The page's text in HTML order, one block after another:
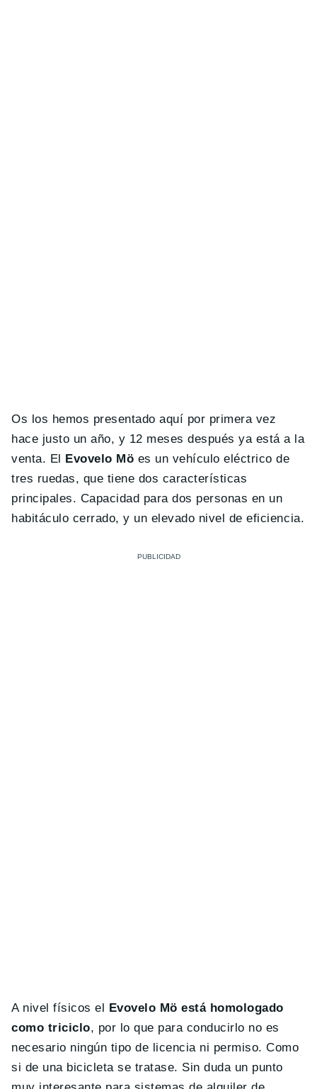
Os los hemos presentado aquí por primera vez
hace justo un año, y 12 meses después ya está a la
venta. El Evovelo Mö es un vehículo eléctrico de
tres ruedas, que tiene dos características
principales. Capacidad para dos personas en un
habitáculo cerrado, y un elevado nivel de eficiencia.
A nivel físicos el Evovelo Mö está homologado
como triciclo, por lo que para conducirlo no es
necesario ningún tipo de licencia ni permiso. Como
si de una bicicleta se tratase. Sin duda un punto